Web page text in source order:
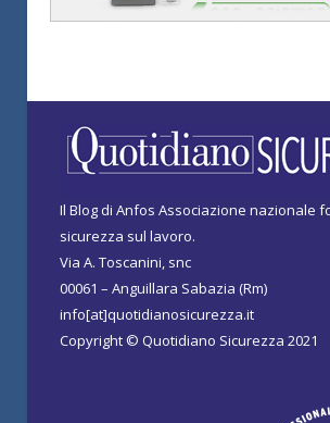
Il Blog di Anfos Associazione nazionale
sicurezza sul lavoro.
Via A. Toscanini, snc
00061 – Anguillara Sabazia (Rm)
info[at]quotidianosicurezza.it
Copyright © Quotidiano Sicurezza 2021